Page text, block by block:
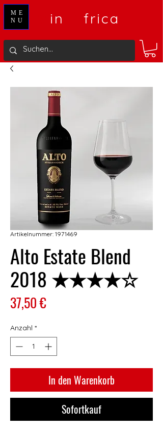
in frica
ME
NU
Artikelnummer: 1971469
Alto Estate Blend
2018 ★★★★☆
37,50 €Preis
Anzahl *
In den Warenkorb
Sofortkauf